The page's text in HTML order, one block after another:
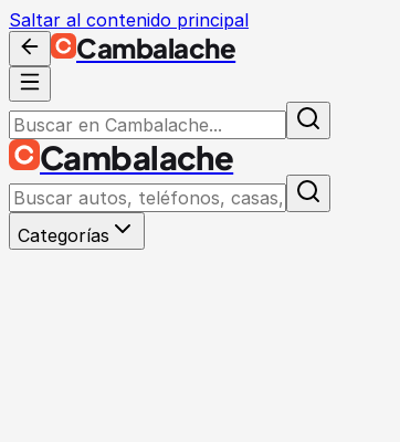
Saltar al contenido principal
Cambalache
Cambalache
Categorías